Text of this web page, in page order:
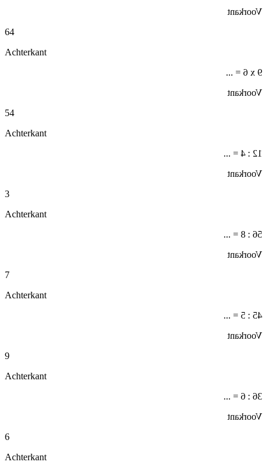
Voorkant
64
Achterkant
9 x 6 = ...
Voorkant
54
Achterkant
12 : 4 = ...
Voorkant
3
Achterkant
56 : 8 = ...
Voorkant
7
Achterkant
45 : 5 = ...
Voorkant
9
Achterkant
36 : 6 = ...
Voorkant
6
Achterkant